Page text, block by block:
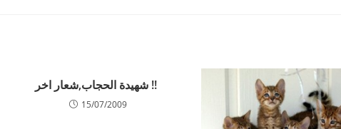
!! شهيدة الحجاب,شعار اخر
15/07/2009